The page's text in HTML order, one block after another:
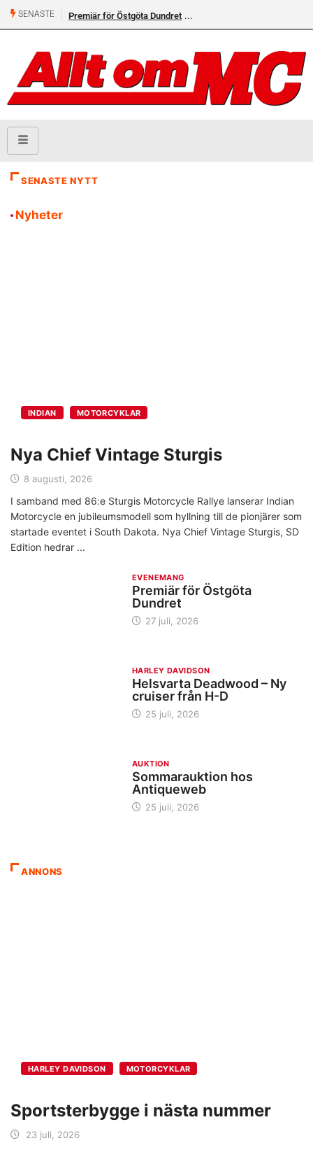
SENASTE Premiär för Östgöta Dundret
SENASTE NYTT
Nyheter
INDIAN MOTORCYKLAR
Nya Chief Vintage Sturgis
8 augusti, 2026
I samband med 86:e Sturgis Motorcycle Rallye lanserar Indian
Motorcycle en jubileumsmodell som hyllning till de pionjärer som
startade eventet i South Dakota. Nya Chief Vintage Sturgis, SD
Edition hedrar
EVENEMANG
Premiär för Östgöta
Dundret
27 juli, 2026
HARLEY DAVIDSON
Helsvarta Deadwood – Ny
cruiser från H-D
25 juli, 2026
AUKTION
Sommarauktion hos
Antiqueweb
25 juli, 2026
ANNONS
HARLEY DAVIDSON MOTORCYKLAR
Sportsterbygge i nästa nummer
23 juli, 2026